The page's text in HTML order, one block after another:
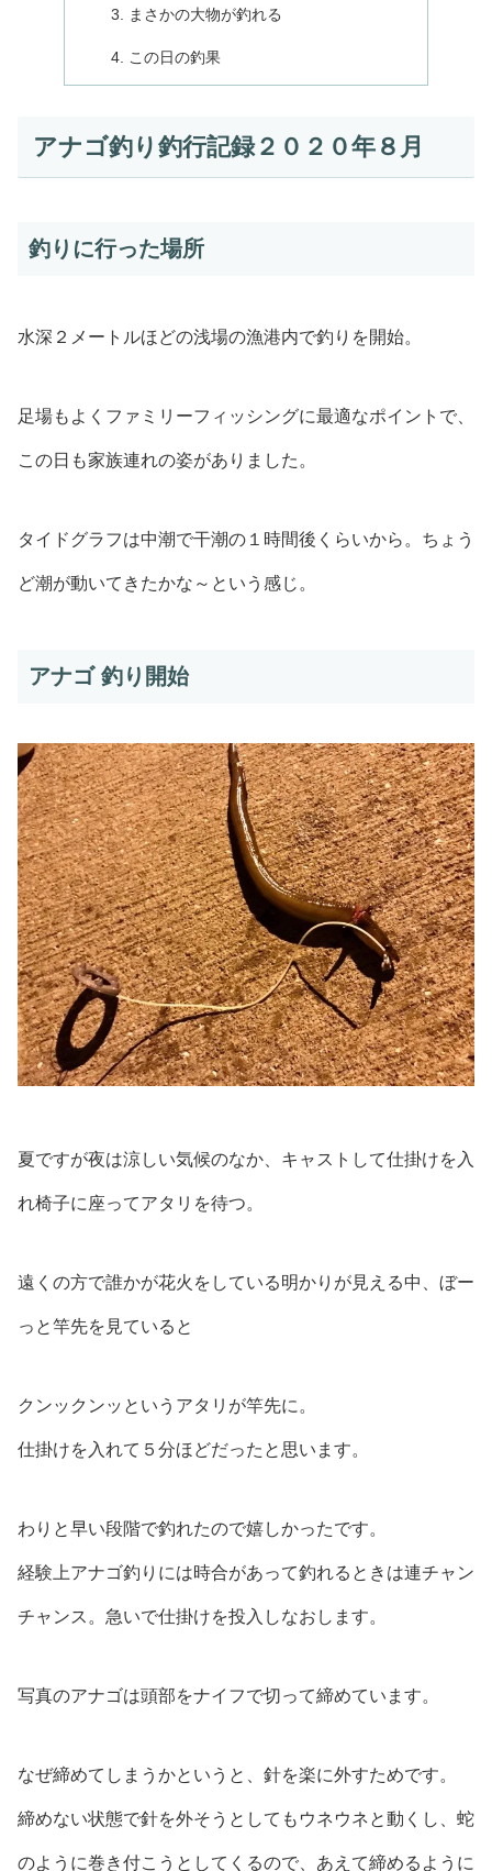
まさかの大物が釣れる
この日の釣果
アナゴ釣り釣行記録２０２０年８月
釣りに行った場所
水深２メートルほどの浅場の漁港内で釣りを開始。
足場もよくファミリーフィッシングに最適なポイントで、
この日も家族連れの姿がありました。
タイドグラフは中潮で干潮の１時間後くらいから。ちょう
ど潮が動いてきたかな～という感じ。
アナゴ 釣り開始
夏ですが夜は涼しい気候のなか、キャストして仕掛けを入
れ椅子に座ってアタリを待つ。
遠くの方で誰かが花火をしている明かりが見える中、ぼー
っと竿先を見ていると
クンックンッというアタリが竿先に。
仕掛けを入れて５分ほどだったと思います。
わりと早い段階で釣れたので嬉しかったです。
経験上アナゴ釣りには時合があって釣れるときは連チャン
チャンス。急いで仕掛けを投入しなおします。
写真のアナゴは頭部をナイフで切って締めています。
なぜ締めてしまうかというと、針を楽に外すためです。
締めない状態で針を外そうとしてもウネウネと動くし、蛇
のように巻き付こうとしてくるので、あえて締めるように